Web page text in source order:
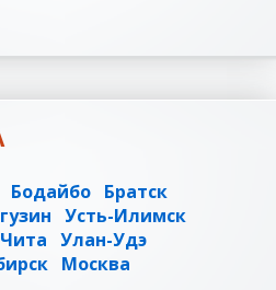
Бодайбо Братск
Усть-Илимск
Чита Улан-Удэ
Москва